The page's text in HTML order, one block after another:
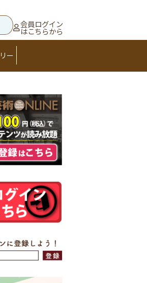
会員ログイン
はこちらから
ー